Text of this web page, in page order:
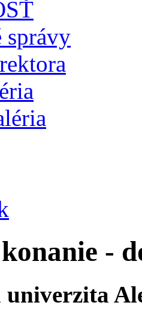
správy
-
univerzita